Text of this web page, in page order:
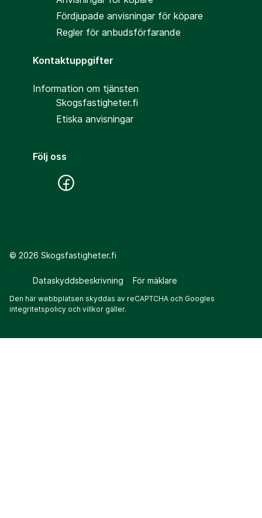
Fördjupade anvisningar för köpare
Regler för anbudsförfarande
Kontaktuppgifter
Information om tjänsten
Skogsfastigheter.fi
Etiska anvisningar
Följ oss
© 2026 Skogsfastigheter.fi
Dataskyddsbeskrivning För mäklare
Den här webbplatsen skyddas av reCAPTCHA och Googles
integritetspolicy och villkor gäller.